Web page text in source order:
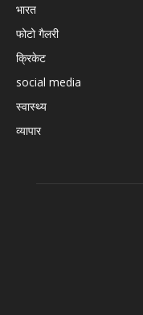
भारत
फोटो गैलरी
क्रिकेट
social media
स्वास्थ्य
व्यापार